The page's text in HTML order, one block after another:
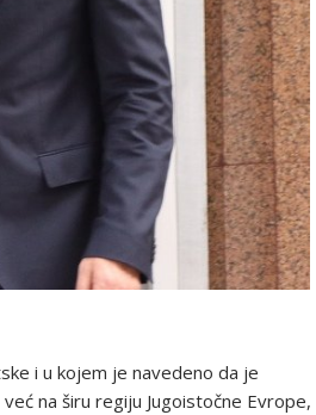
i u kojem je navedeno da je
na širu regiju Jugoistočne Evrope,